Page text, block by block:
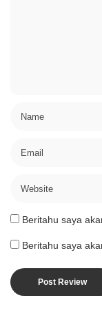
Beritahu saya
Beritahu saya